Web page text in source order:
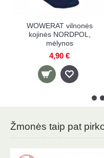
JUNIOR JOY 15-18 dyd.
šiltų kojinių pakuotė, 2
poros
2,00 €
Žmonės taip pat